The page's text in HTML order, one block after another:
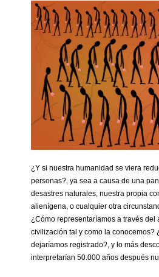
¿Y si nuestra humanidad se viera
personas?, ya sea a causa de una
desastres naturales, nuestra propia
alienígena, o cualquier otra
¿Cómo representaríamos a través del
civilización tal y como la conocemos?
dejaríamos registrado?, y lo más
interpretarían 50.000 años después